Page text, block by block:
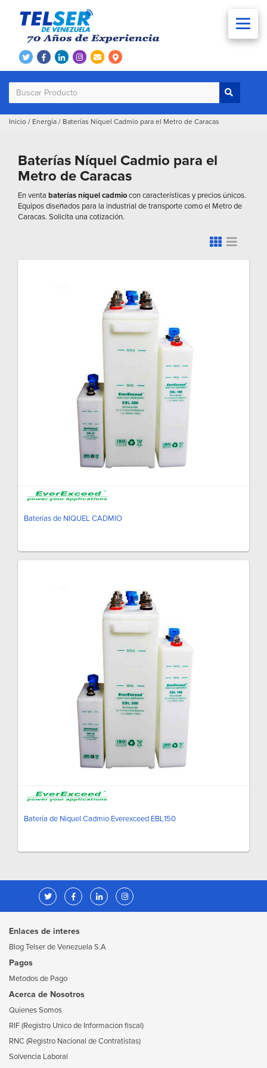
Inicio / Energía / Baterías Níquel Cadmio para el Metro de Caracas
Baterías Níquel Cadmio para el
Metro de Caracas
En venta baterías níquel cadmiocon características y precios únicos.
Equipos diseñados para la industrial de transporte como el Metro de
Caracas. Solicita una cotización.
Baterías de NIQUEL CADMIO
Batería de Niquel Cadmio Everexceed EBL150
Enlaces de interes
Blog Telser de Venezuela S.A
Pagos
Metodos de Pago
Acerca de Nosotros
Quienes Somos
RIF (Registro Unico de Informacion fiscal)
RNC (Registro Nacional de Contratistas)
Solvencia Laboral